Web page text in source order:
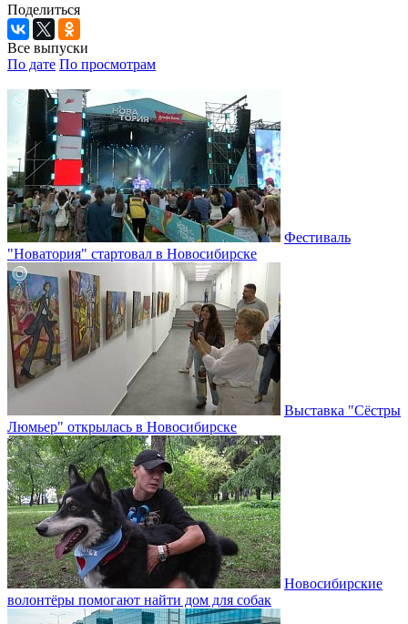
Поделиться
Все выпуски
По дате По просмотрам
Фестиваль
"Новатория" стартовал в Новосибирске
Выставка "Сёстры
Люмьер" открылась в Новосибирске
Новосибирские
волонтёры помогают найти дом для собак